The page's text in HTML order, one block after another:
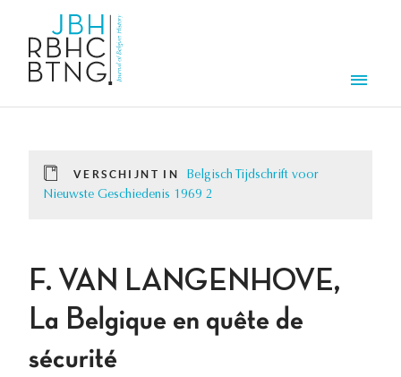
VERSCHIJNT IN
Belgisch Tijdschrift voor
Nieuwste Geschiedenis 1969 2
F. VAN LANGENHOVE,
La Belgique en quête de
sécurité